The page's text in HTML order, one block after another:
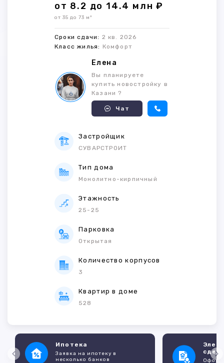
от 8.2 до 14.4 млн ₽
от 35 до 73 м²
Сроки сдачи: 2 кв. 2026
Класс жилья: Комфорт
Елена
Вы планируете
купить новостройку в
Казани ?
Чат
Застройщик
СУВАРСТРОИТ
Тип дома
Монолитно-кирпичный
Этажность
25-25
Парковка
Открытая
Количество корпусов
3
Квартир в доме
528
Ипотека
Заявка на ипотеку в
несколько банков